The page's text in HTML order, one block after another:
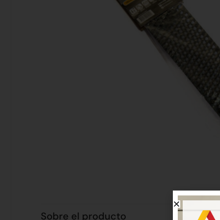
Sobre el producto